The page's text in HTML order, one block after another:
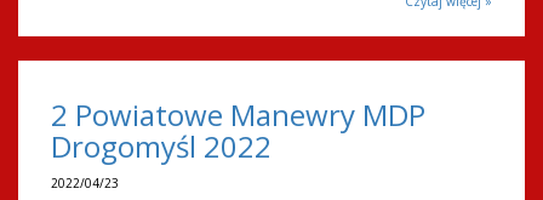
2 Powiatowe Manewry MDP
Drogomyśl 2022
2022/04/23